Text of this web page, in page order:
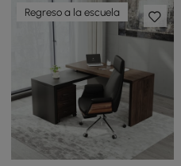
Regreso a la escuela